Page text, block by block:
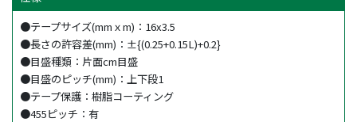
●テープサイズ(mmｘm)：16x3.5
●長さの許容差(mm)：±{(0.25+0.15L)+0.2}
●目盛種類：片面cm目盛
●目盛のピッチ(mm)：上下段1
●テープ保護：樹脂コーティング
●455ピッチ：有